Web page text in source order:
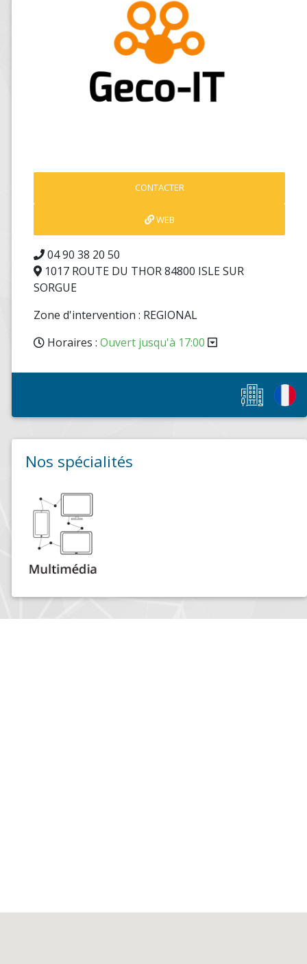
CONTACTER
WEB
04 90 38 20 50
1017 ROUTE DU THOR 84800 ISLE SUR
SORGUE
Zone d'intervention : REGIONAL
Horaires : Ouvert jusqu'à 17:00
Nos spécialités